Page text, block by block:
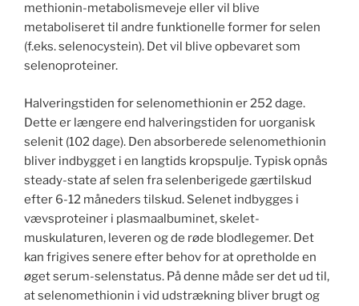
methionin-metabolismeveje eller vil blive
metaboliseret til andre funktionelle former for selen
(f.eks. selenocystein). Det vil blive opbevaret som
selenoproteiner.
Halveringstiden for selenomethionin er 252 dage.
Dette er længere end halveringstiden for uorganisk
selenit (102 dage). Den absorberede selenomethionin
bliver indbygget i en langtids kropspulje. Typisk opnås
steady-state af selen fra selenberigede gærtilskud
efter 6-12 måneders tilskud. Selenet indbygges i
vævsproteiner i plasmaalbuminet, skelet-
muskulaturen, leveren og de røde blodlegemer. Det
kan frigives senere efter behov for at opretholde en
øget serum-selenstatus. På denne måde ser det ud til,
at selenomethionin i vid udstrækning bliver brugt og